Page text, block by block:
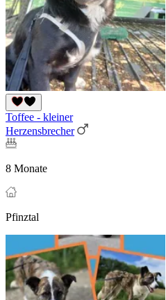
Toffee - kleiner
Herzensbrecher
8 Monate
Pfinztal